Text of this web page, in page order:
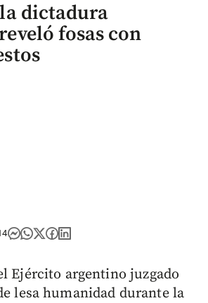
dictadura
fosas con
Ejército argentino juzgado
lesa humanidad durante la